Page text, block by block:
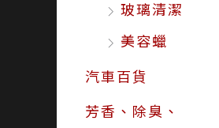
玻璃清潔
美容蠟
汽車百貨
芳香、除臭、